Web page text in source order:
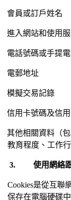
會員或訂戶姓名
進入網站和使用
電話號碼或手提
電郵地址
模擬交易記錄
信用卡號碼及信
其他相關資料（
教育程度、工作
3. 使用網絡
Cookies是從互聯
保存在電腦硬碟